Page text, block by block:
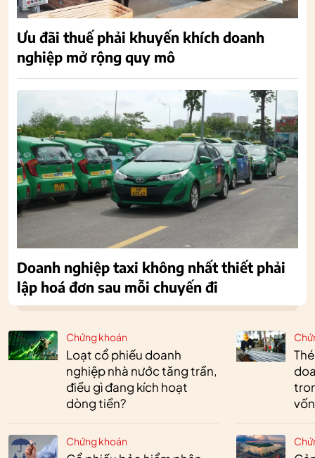
Chứng khoán
Loạt cổ phiếu doanh
nghiệp nhà nước tăng trần,
điều gì đang kích hoạt
dòng tiền?
Chứng khoán
vốn
Ưu đãi thuế phải khuyến khích doanh
nghiệp mở rộng quy mô
Doanh nghiệp taxi không nhất thiết phải
lập hoá đơn sau mỗi chuyến đi